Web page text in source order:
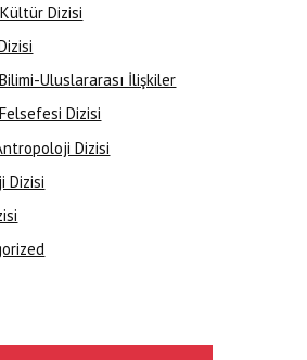
Dizisi
Uluslararası İlişkiler
Dizisi
Dizisi
Dizisi